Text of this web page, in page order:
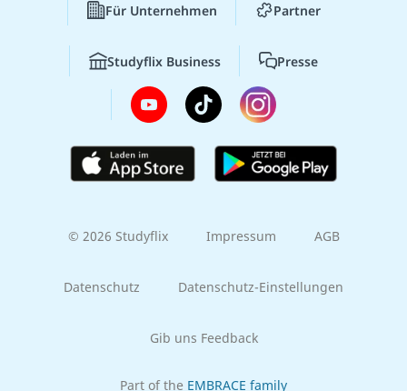
Für Unternehmen Partner
Studyflix Business Presse
© 2026 Studyflix Impressum AGB
Datenschutz Datenschutz-Einstellungen
Gib uns Feedback
Part of the EMBRACE family